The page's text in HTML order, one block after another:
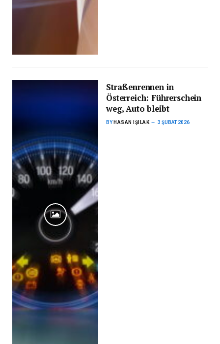
Straßenrennen in
Österreich: Führerschein
weg, Auto bleibt
BY HASAN IŞILAK 3 ŞUBAT 2026